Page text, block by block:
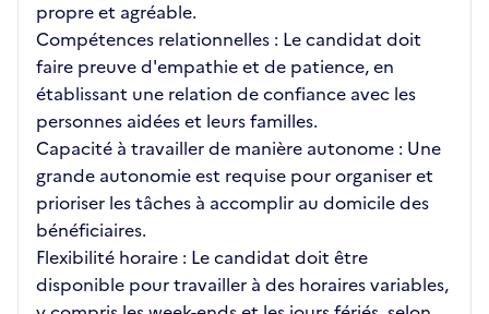
propre et agréable.
Compétences relationnelles : Le candidat doit
faire preuve d'empathie et de patience, en
établissant une relation de confiance avec les
personnes aidées et leurs familles.
Capacité à travailler de manière autonome : Une
grande autonomie est requise pour organiser et
prioriser les tâches à accomplir au domicile des
bénéficiaires.
Flexibilité horaire : Le candidat doit être
disponible pour travailler à des horaires variables,